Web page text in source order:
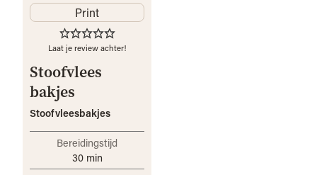
Print
Laat je review achter!
Stoofvlees
bakjes
Stoofvleesbakjes
Bereidingstijd
30 min